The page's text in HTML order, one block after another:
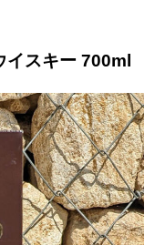
イスキー 700ml